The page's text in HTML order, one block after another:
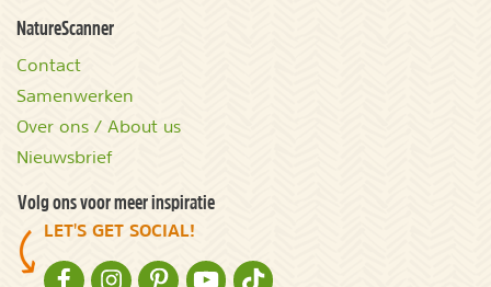
NatureScanner
Contact
Samenwerken
Over ons / About us
Nieuwsbrief
Volg ons voor meer inspiratie
LET'S GET SOCIAL!